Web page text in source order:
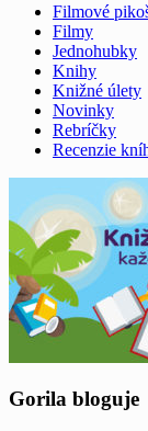
Filmové
Filmy
Jednohubky
Knihy
Knižné úlety
Novinky
Rebríčky
Recenzie
Widgets
Gorila bloguje